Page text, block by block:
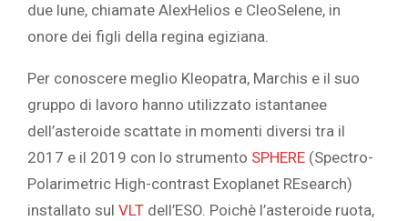
due lune, chiamate AlexHelios e CleoSelene, in
onore dei figli della regina egiziana.
Per conoscere meglio Kleopatra, Marchis e il suo
gruppo di lavoro hanno utilizzato istantanee
dell’asteroide scattate in momenti diversi tra il
2017 e il 2019 con lo strumento SPHERE (Spectro-
Polarimetric High-contrast Exoplanet REsearch)
installato sul VLT dell’ESO. Poichè l’asteroide ruota,